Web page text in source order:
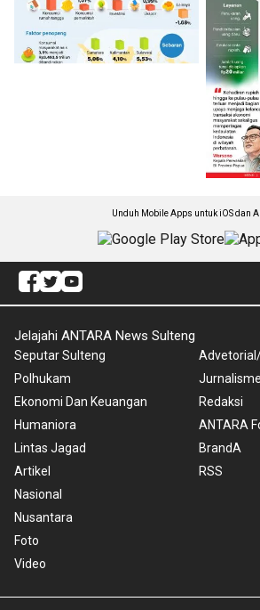
Unduh Mobile Apps untuk iOS dan
Jelajahi ANTARA News Sulteng
Seputar Sulteng
Polhukam
Ekonomi Dan Keuangan
Humaniora
Lintas Jagad
Artikel
Nasional
Nusantara
Foto
Video
Redaksi
ANTARA
BrandA
RSS